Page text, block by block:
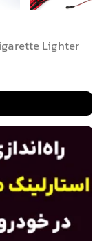
Lighter